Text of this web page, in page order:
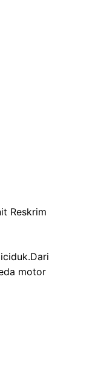
Reskrim
motor